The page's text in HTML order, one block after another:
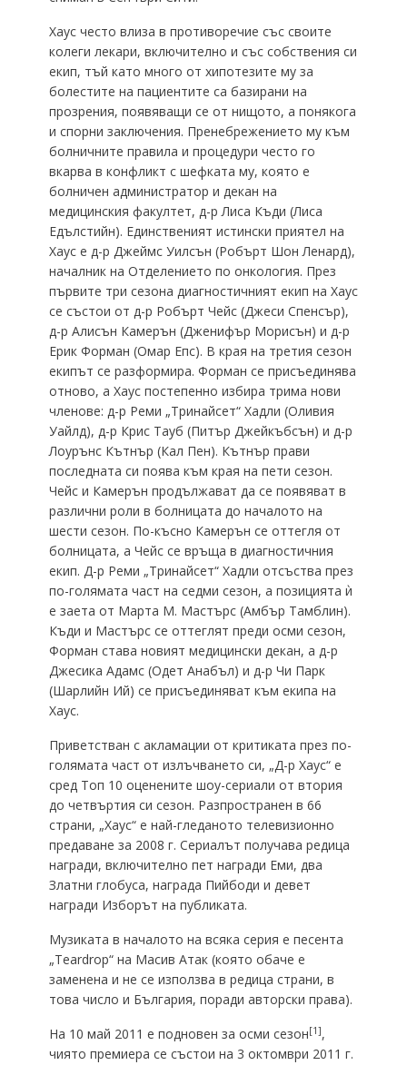
Хаус често влиза в противоречие със своите
колеги лекари, включително и със собствения си
екип, тъй като много от хипотезите му за
болестите на пациентите са базирани на
прозрения, появяващи се от нищото, а понякога
и спорни заключения. Пренебрежението му към
болничните правила и процедури често го
вкарва в конфликт с шефката му, която е
болничен администратор и декан на
медицинския факултет, д-р Лиса Къди (Лиса
Едълстийн). Единственият истински приятел на
Хаус е д-р Джеймс Уилсън (Робърт Шон Ленард),
началник на Отделението по онкология. През
първите три сезона диагностичният екип на Хаус
се състои от д-р Робърт Чейс (Джеси Спенсър),
д-р Алисън Камерън (Дженифър Морисън) и д-р
Ерик Форман (Омар Епс). В края на третия сезон
екипът се разформира. Форман се присъединява
отново, а Хаус постепенно избира трима нови
членове: д-р Реми „Тринайсет“ Хадли (Оливия
Уайлд), д-р Крис Тауб (Питър Джейкъбсън) и д-р
Лоурънс Кътнър (Кал Пен). Кътнър прави
последната си поява към края на пети сезон.
Чейс и Камерън продължават да се появяват в
различни роли в болницата до началото на
шести сезон. По-късно Камерън се оттегля от
болницата, а Чейс се връща в диагностичния
екип. Д-р Реми „Тринайсет“ Хадли отсъства през
по-голямата част на седми сезон, а позицията ѝ
е заета от Марта М. Мастърс (Амбър Тамблин).
Къди и Мастърс се оттеглят преди осми сезон,
Форман става новият медицински декан, а д-р
Джесика Адамс (Одет Анабъл) и д-р Чи Парк
(Шарлийн Ий) се присъединяват към екипа на
Хаус.
Приветстван с акламации от критиката през по-
голямата част от излъчването си, „Д-р Хаус“ е
сред Топ 10 оценените шоу-сериали от втория
до четвъртия си сезон. Разпространен в 66
страни, „Хаус“ е най-гледаното телевизионно
предаване за 2008 г. Сериалът получава редица
награди, включително пет награди Еми, два
Златни глобуса, награда Пийбоди и девет
награди Изборът на публиката.
Музиката в началото на всяка серия е песента
„Teardrop“ на Масив Атак (която обаче е
заменена и не се използва в редица страни, в
това число и България, поради авторски права).
На 10 май 2011 е подновен за осми сезон[1],
чиято премиера се състои на 3 октомври 2011 г.